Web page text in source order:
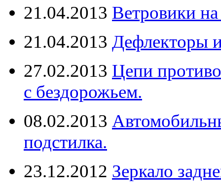
21.04.2013 Ветровики
21.04.2013 Дефлекторы
27.02.2013 Цепи
с бездорожьем.
08.02.2013
подстилка.
23.12.2012 Зеркало